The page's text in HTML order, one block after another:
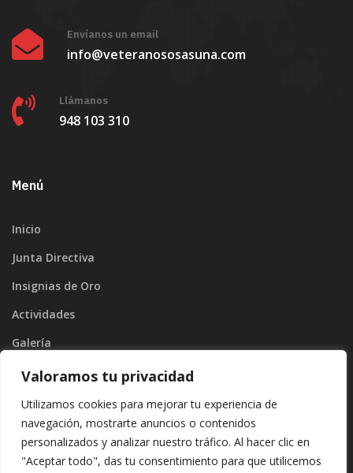
Valoramos tu privacidad
Utilizamos cookies para mejorar tu experiencia de
navegación, mostrarte anuncios o contenidos
personalizados y analizar nuestro tráfico. Al hacer clic en
"Aceptar todo", das tu consentimiento para que utilicemos
Envíanos un email
info@veteranososasuna.com
Llámanos
948 103 310
Menú
Inicio
Junta Directiva
Insignias de Oro
Actividades
Galería
Blog
Contacto